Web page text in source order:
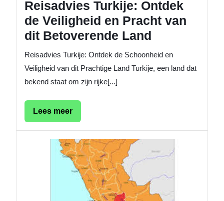
Reisadvies Turkije: Ontdek
de Veiligheid en Pracht van
dit Betoverende Land
Reisadvies Turkije: Ontdek de Schoonheid en
Veiligheid van dit Prachtige Land Turkije, een land dat
bekend staat om zijn rijke[...]
Lees meerLees
meer